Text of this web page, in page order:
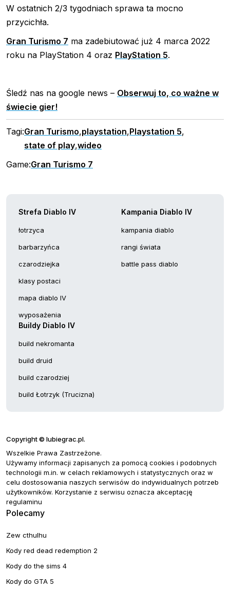
W ostatnich 2/3 tygodniach sprawa ta mocno
przycichła.
Gran Turismo 7 ma zadebiutować już 4 marca 2022
roku na PlayStation 4 oraz PlayStation 5.
Śledź nas na google news – Obserwuj to, co ważne w
świecie gier!
Tagi:Gran Turismo,playstation,Playstation 5,
state of play,wideo
Game:Gran Turismo 7
Strefa Diablo IV
łotrzyca
barbarzyńca
czarodziejka
klasy postaci
mapa diablo IV
wyposażenia
Kampania Diablo IV
kampania diablo
rangi świata
battle pass diablo
Buildy Diablo IV
build nekromanta
build druid
build czarodziej
build Łotrzyk (Trucizna)
Copyright © lubiegrac.pl.
Wszelkie Prawa Zastrzeżone.
Używamy informacji zapisanych za pomocą cookies i podobnych
technologii m.in. w celach reklamowych i statystycznych oraz w
celu dostosowania naszych serwisów do indywidualnych potrzeb
użytkowników. Korzystanie z serwisu oznacza akceptację
regulaminu
Polecamy
Zew cthulhu
Kody red dead redemption 2
Kody do the sims 4
Kody do GTA 5